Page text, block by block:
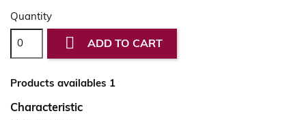
Quantity
 ADD TO CART
Products availables 1
Characteristic